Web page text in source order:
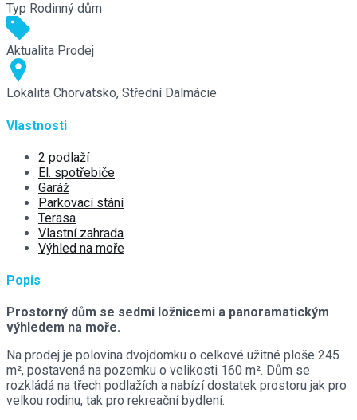
Typ Rodinný dům
Aktualita Prodej
Lokalita Chorvatsko, Střední Dalmácie
Vlastnosti
2 podlaží
El. spotřebiče
Garáž
Parkovací stání
Terasa
Vlastní zahrada
Výhled na moře
Popis
Prostorný dům se sedmi ložnicemi a panoramatickým
výhledem na moře.
Na prodej je polovina dvojdomku o celkové užitné ploše 245
m², postavená na pozemku o velikosti 160 m². Dům se
rozkládá na třech podlažích a nabízí dostatek prostoru jak pro
velkou rodinu, tak pro rekreační bydlení.